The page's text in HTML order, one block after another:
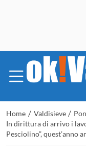
Home / Valdisieve /
In dirittura di arrivo i
Pesciolino”, quest’anno